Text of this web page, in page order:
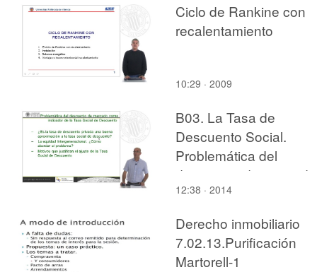
Ciclo de Rankine con
recalentamiento
10:29 · 2009
B03. La Tasa de
Descuento Social.
Problemática del
descuento de mercado
12:38 · 2014
Derecho inmobiliario
7.02.13.Purificación
Martorell-1